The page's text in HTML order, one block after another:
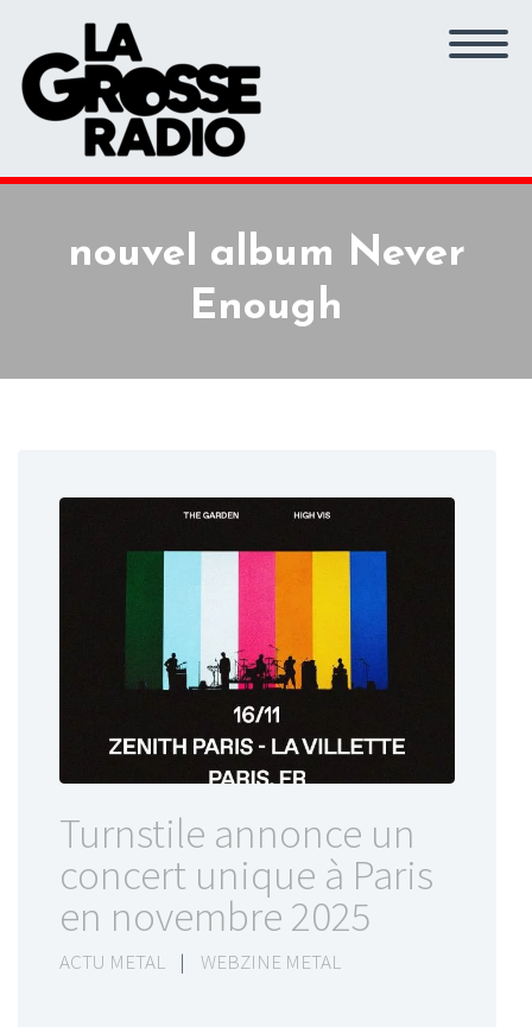
nouvel album Never
Enough
Turnstile annonce un
concert unique à Paris
en novembre 2025
ACTU METAL | WEBZINE METAL